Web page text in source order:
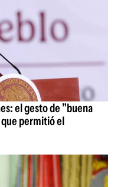
el gesto de "buena
permitió el